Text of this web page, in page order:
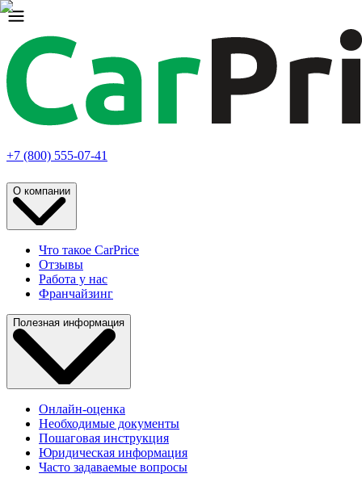
+7 (800) 555-07-41
О компании
Что такое CarPrice
Отзывы
Работа у нас
Франчайзинг
Полезная информация
Онлайн-оценка
Необходимые документы
Пошаговая инструкция
Юридическая информация
Часто задаваемые вопросы